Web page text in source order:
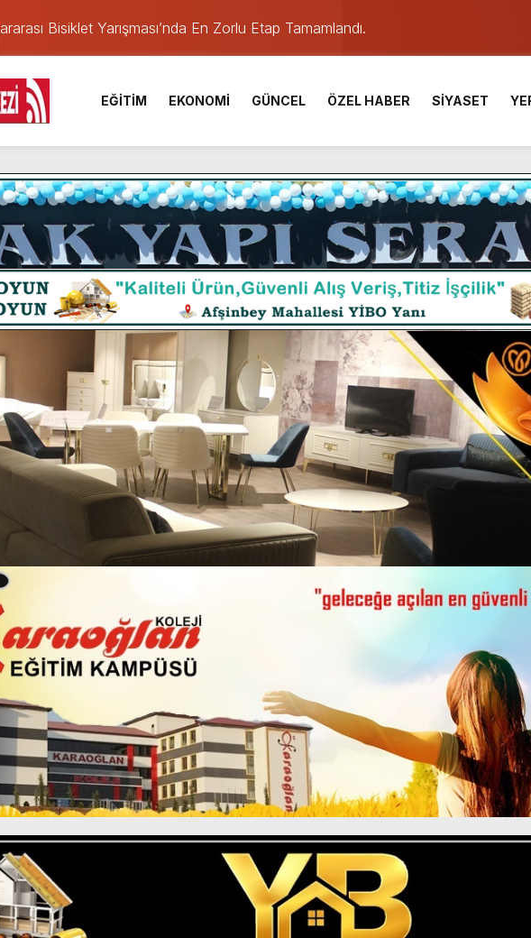
Bisiklet Yarışması’nda En Zorlu Etap Tamamlandı.
ONAYLI TYP LİSTESİ YAYINLANDI.
Fuar Alanı Bulut ve Yavuz’un Ezgileriyle Şenlendi.
bir hemşehrimizin de olduğu Filistin Konvoyu, güçlenerek ilerliyor.
Perşembe Günü KAFUM’da Sahne Alacak.
Mİ VAR?
Erdoğan, Ayser Çalık Ortaokulu Şehitlerinin Aileleriyle Bir Araya Geldi.
Kaymakam Muammer Sarıdoğan’a Beşikdüzü’nde hayırlı olsun
Ağustos Fuarı’na Tam Not.
Belediyesi’nin Üniversite Hazırlık Kursu başvurularında son gün 7 Ağustos.
EĞİTİM EKONOMİ GÜNCEL ÖZEL HABER SİYASET